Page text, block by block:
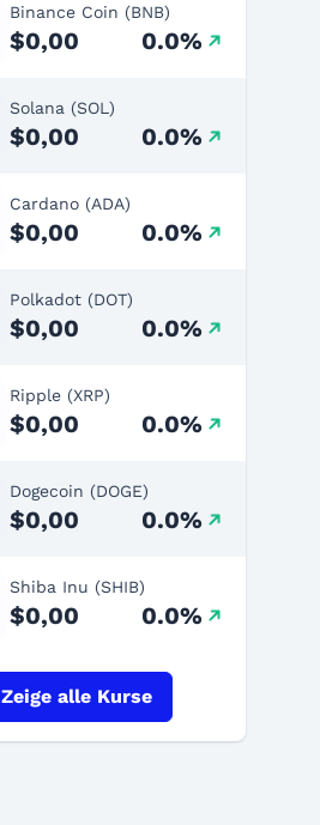
Binance Coin (BNB)
$0,00 0.0%
Solana (SOL)
$0,00 0.0%
Cardano (ADA)
$0,00 0.0%
Polkadot (DOT)
$0,00 0.0%
Ripple (XRP)
$0,00 0.0%
Dogecoin (DOGE)
$0,00 0.0%
Shiba Inu (SHIB)
$0,00 0.0%
Zeige alle Kurse